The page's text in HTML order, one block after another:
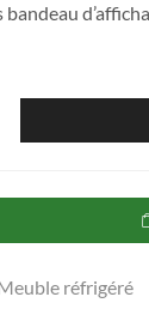
réfrigéré